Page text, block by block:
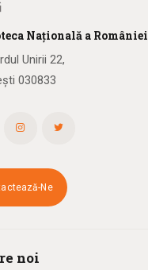
Națională a României
Unirii 22,
030833
Ne
noi